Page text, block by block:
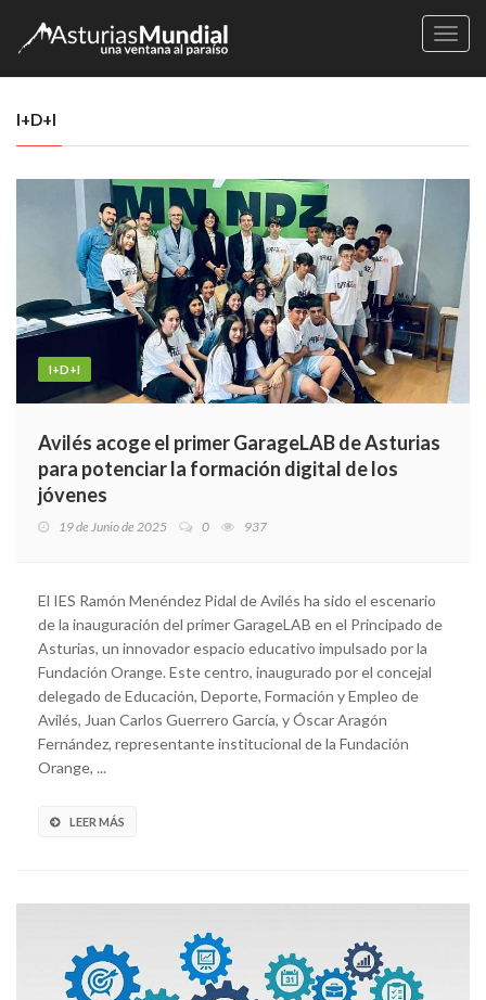
I+D+I
I+D+I
Avilés acoge el primer GarageLAB de Asturias
para potenciar la formación digital de los
jóvenes
19 de Junio de 2025 0 937
El IES Ramón Menéndez Pidal de Avilés ha sido el escenario
de la inauguración del primer GarageLAB en el Principado de
Asturias, un innovador espacio educativo impulsado por la
Fundación Orange. Este centro, inaugurado por el concejal
delegado de Educación, Deporte, Formación y Empleo de
Avilés, Juan Carlos Guerrero García, y Óscar Aragón
Fernández, representante institucional de la Fundación
Orange, ...
LEER MÁS